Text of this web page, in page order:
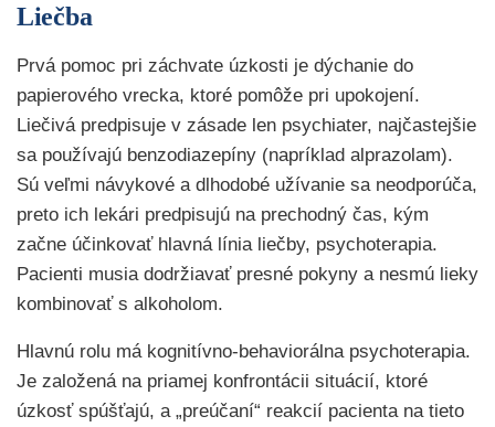
Liečba
Prvá pomoc pri záchvate úzkosti je dýchanie do
papierového vrecka, ktoré pomôže pri upokojení.
Liečivá predpisuje v zásade len psychiater, najčastejšie
sa používajú benzodiazepíny (napríklad alprazolam).
Sú veľmi návykové a dlhodobé užívanie sa neodporúča,
preto ich lekári predpisujú na prechodný čas, kým
začne účinkovať hlavná línia liečby, psychoterapia.
Pacienti musia dodržiavať presné pokyny a nesmú lieky
kombinovať s alkoholom.
Hlavnú rolu má kognitívno-behaviorálna psychoterapia.
Je založená na priamej konfrontácii situácií, ktoré
úzkosť spúšťajú, a „preúčaní“ reakcií pacienta na tieto